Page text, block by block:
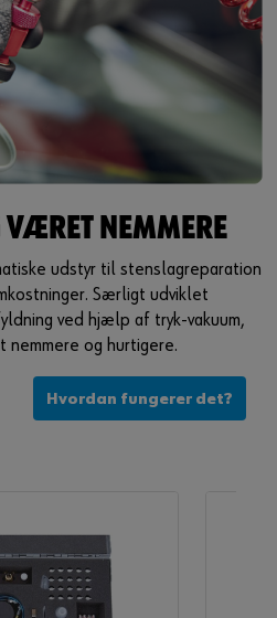
VÆRET NEMMERE
udstyr til stenslagreparation
Særligt udviklet
ved hjælp af tryk-vakuum,
nemmere og hurtigere.
Hvordan fungerer det?